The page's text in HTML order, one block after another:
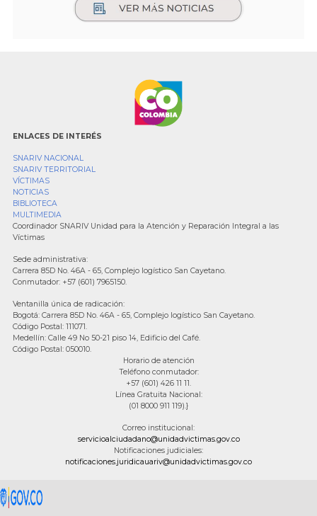
ENLACES DE INTERÉS
SNARIV NACIONAL
SNARIV TERRITORIAL
VÍCTIMAS
NOTICIAS
BIBLIOTECA
MULTIMEDIA
Coordinador SNARIV Unidad para la Atención y Reparación Integral a las
Víctimas
Sede administrativa:
Carrera 85D No. 46A - 65, Complejo logístico San Cayetano.
Conmutador: +57 (601) 7965150.
Ventanilla única de radicación:
Bogotá: Carrera 85D No. 46A - 65, Complejo logístico San Cayetano.
Código Postal: 111071.
Medellín: Calle 49 No 50-21 piso 14, Edificio del Café.
Código Postal: 050010.
Horario de atención
Teléfono conmutador:
+57 (601) 426 11 11.
Línea Gratuita Nacional:
(01 8000 911 119).}
Correo institucional:
servicioalciudadano@unidadvictimas.gov.co
Notificaciones judiciales:
notificaciones.juridicauariv@unidadvictimas.gov.co